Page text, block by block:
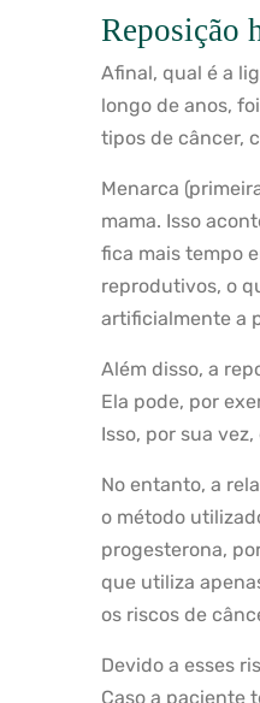
Reposição
Afinal, qual é a
longo de anos,
tipos de câncer,
Menarca
mama. Isso
fica mais tempo
reprodutivos, o
artificialmente a
Além disso, a
Ela pode, por
Isso, por sua
No entanto, a
o método
progesterona,
que utiliza
os riscos de
Devido a esses
Caso a paciente